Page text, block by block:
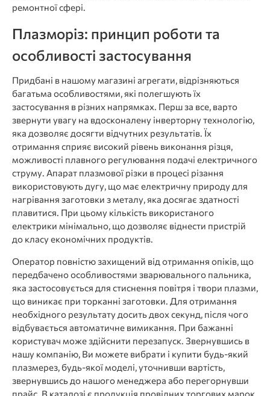
ремонтної сфері.
Плазморіз: принцип роботи та
особливості застосування
Придбані в нашому магазині агрегати, відрізняються
багатьма особливостями, які полегшують їх
застосування в різних напрямках. Перш за все, варто
звернути увагу на вдосконалену інверторну технологію,
яка дозволяє досягти відчутних результатів. Їх
отримання сприяє високий рівень виконання різця,
можливості плавного регулювання подачі електричного
струму. Апарат плазмової різки в процесі різання
використовують дугу, що має електричну природу для
нагрівання заготовки з металу, яка досягає здатності
плавитися. При цьому кількість використаного
електрики мінімально, що дозволяє віднести пристрій
до класу економічних продуктів.
Оператор повністю захищений від отримання опіків, що
передбачено особливостями зварювального пальника,
яка застосовується для стиснення повітря і твори плазми,
що виникає при торканні заготовки. Для отримання
необхідного результату досить двох секунд, після чого
відбувається автоматичне вимикання. При бажанні
користувач може здійснити перезапуск. Звернувшись в
нашу компанію, Ви можете вибрати і купити будь-який
плазмерез, будь-якої моделі, уточнивши вартість,
звернувшись до нашого менеджера або перегорнувши
прайс. В каталозі є продукція провідних торгових марок